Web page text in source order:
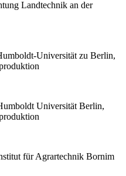
Landtechnik an der
Universität zu Berlin,
Universität Berlin,
für Agrartechnik Bornim